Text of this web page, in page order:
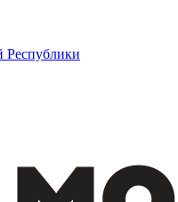
Республики